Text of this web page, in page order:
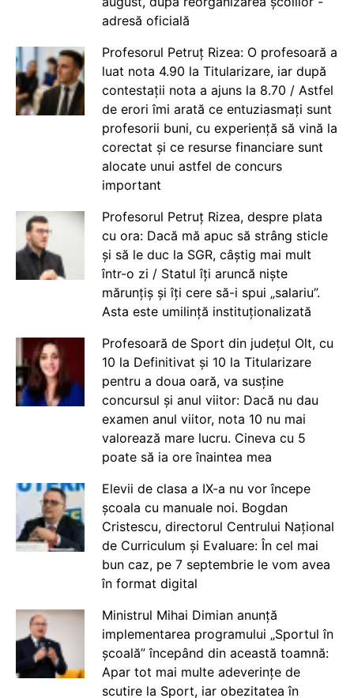
adresă oficială
Profesorul Petruț Rizea: O profesoară a
luat nota 4.90 la Titularizare, iar după
contestații nota a ajuns la 8.70 / Astfel
de erori îmi arată ce entuziasmați sunt
profesorii buni, cu experiență să vină la
corectat și ce resurse financiare sunt
alocate unui astfel de concurs
important
Profesorul Petruț Rizea, despre plata
cu ora: Dacă mă apuc să strâng sticle
și să le duc la SGR, câștig mai mult
într-o zi / Statul îți aruncă niște
mărunțiș și îți cere să-i spui „salariu”.
Asta este umilință instituționalizată
Profesoară de Sport din județul Olt, cu
10 la Definitivat și 10 la Titularizare
pentru a doua oară, va susține
concursul și anul viitor: Dacă nu dau
examen anul viitor, nota 10 nu mai
valorează mare lucru. Cineva cu 5
poate să ia ore înaintea mea
Elevii de clasa a IX-a nu vor începe
școala cu manuale noi. Bogdan
Cristescu, directorul Centrului Național
de Curriculum și Evaluare: În cel mai
bun caz, pe 7 septembrie le vom avea
în format digital
Ministrul Mihai Dimian anunță
implementarea programului „Sportul în
școală” începând din această toamnă:
Apar tot mai multe adeverințe de
scutire la Sport, iar obezitatea în